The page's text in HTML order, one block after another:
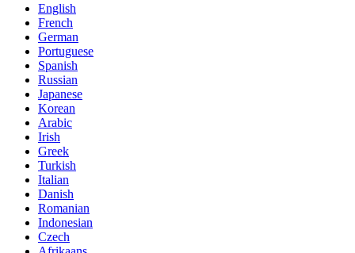
English
French
German
Portuguese
Spanish
Russian
Japanese
Korean
Arabic
Irish
Greek
Turkish
Italian
Danish
Romanian
Indonesian
Czech